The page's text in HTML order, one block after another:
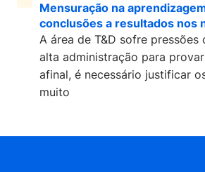
Mensuração na
conclusões a resultados nos
A área de T&D sofre pressões
alta administração para
afinal, é necessário justificar
muito